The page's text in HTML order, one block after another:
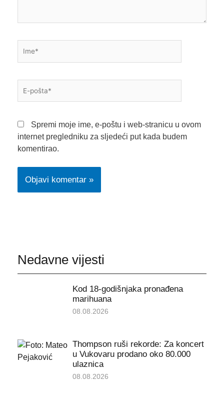
pošta*
Spremi moje ime, e-poštu i web-stranicu u ovom
internet pregledniku za sljedeći put kada budem
komentirao.
Nedavne vijesti
Kod 18-godišnjaka pronađena
marihuana
08.08.2026
Thompson ruši rekorde: Za koncert
u Vukovaru prodano oko 80.000
ulaznica
08.08.2026